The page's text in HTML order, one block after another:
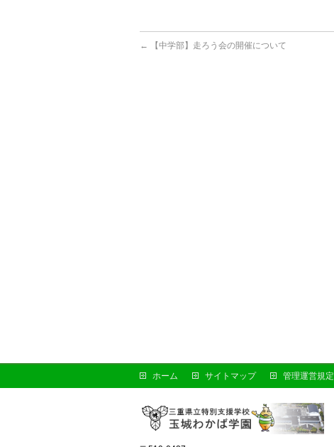
← 【中学部】走ろう会の開催について
ホーム サイトマップ 管理運営規定